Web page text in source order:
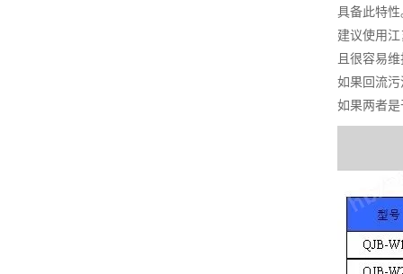
具备此特性
建议使用
且很容易
如果回流
如果两者